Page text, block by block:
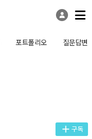
포트폴리오 질문답변
구독